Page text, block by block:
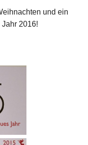
und ein
2016!